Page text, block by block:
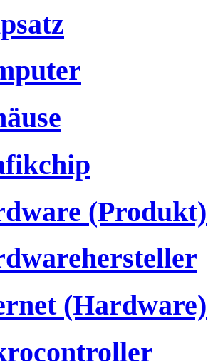
(Produkt)
(Hardware)